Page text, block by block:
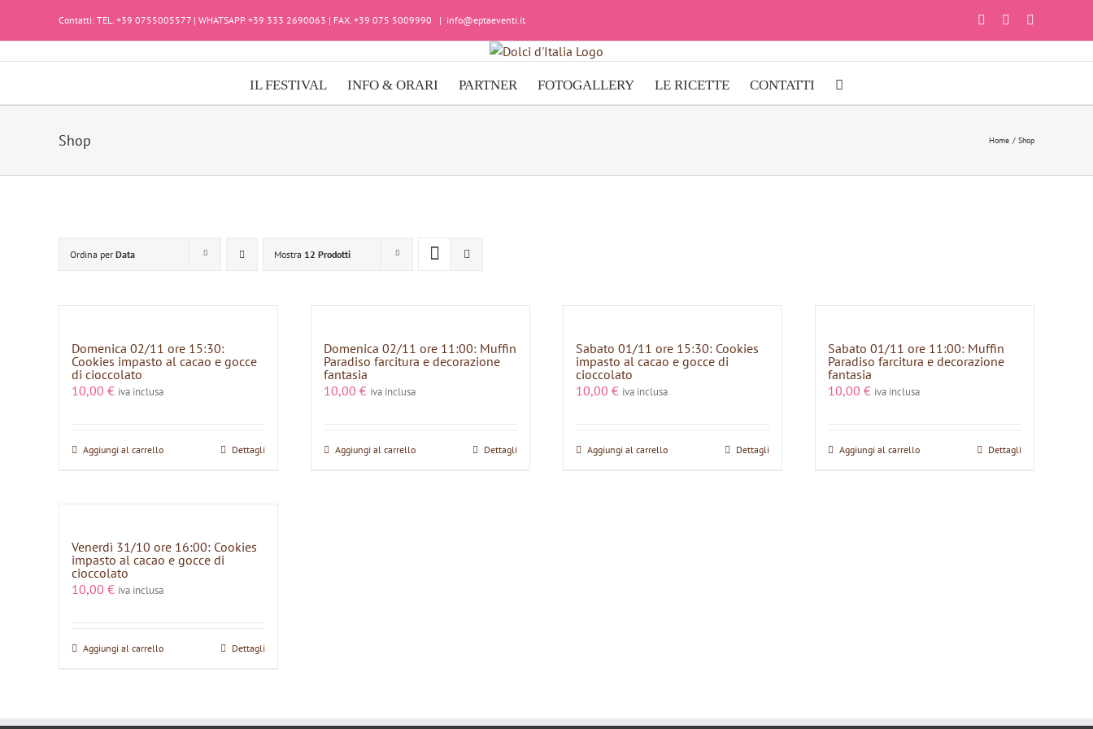
Contatti: TEL. +39 0755005577 | WHATSAPP. +39 333 2690063 | FAX. +39 075 5009990 | info@eptaeventi.it FacebookInstagram
IL FESTIVAL INFO & ORARI PARTNER FOTOGALLERY LE RICETTE CONTATTI
Shop Home Shop
Ordina per Data Mostra 12 Prodotti
Domenica 02/11 ore 15:30:
Cookies impasto al cacao e gocce
di cioccolato
10,00 € iva inclusa
Aggiungi al carrello Dettagli
Domenica 02/11 ore 11:00: Muffin
Paradiso farcitura e decorazione
fantasia
10,00 € iva inclusa
Aggiungi al carrello Dettagli
Sabato 01/11 ore 15:30: Cookies
impasto al cacao e gocce di
cioccolato
10,00 € iva inclusa
Aggiungi al carrello Dettagli
Sabato 01/11 ore 11:00: Muffin
Paradiso farcitura e decorazione
fantasia
10,00 € iva inclusa
Aggiungi al carrello Dettagli
Venerdì 31/10 ore 16:00: Cookies
impasto al cacao e gocce di
cioccolato
10,00 € iva inclusa
Aggiungi al carrello Dettagli